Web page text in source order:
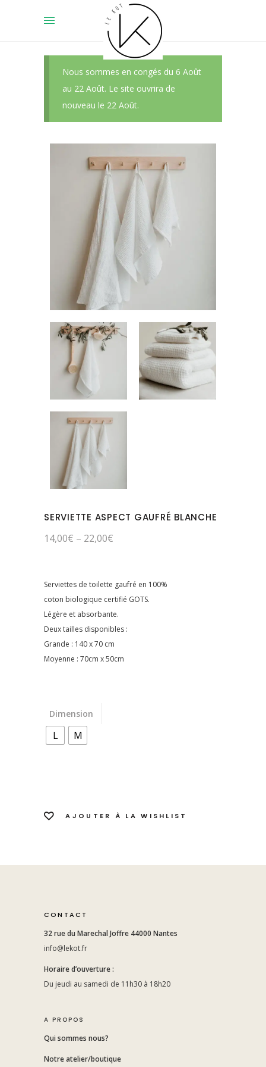
Nous sommes en congés du 6 Août
au 22 Août. Le site ouvrira de
nouveau le 22 Août.
SERVIETTE ASPECT GAUFRÉ BLANCHE
14,00€ – 22,00€
Serviettes de toilette gaufré en 100%
coton biologique certifié GOTS.
Légère et absorbante.
Deux tailles disponibles :
Grande : 140 x 70 cm
Moyenne : 70cm x 50cm
Dimension
L M
AJOUTER À LA WISHLIST
CONTACT
32 rue du Marechal Joffre 44000 Nantes
info@lekot.fr
Horaire d’ouverture :
Du jeudi au samedi de 11h30 à 18h20
A PROPOS
Qui sommes nous?
Notre atelier/boutique